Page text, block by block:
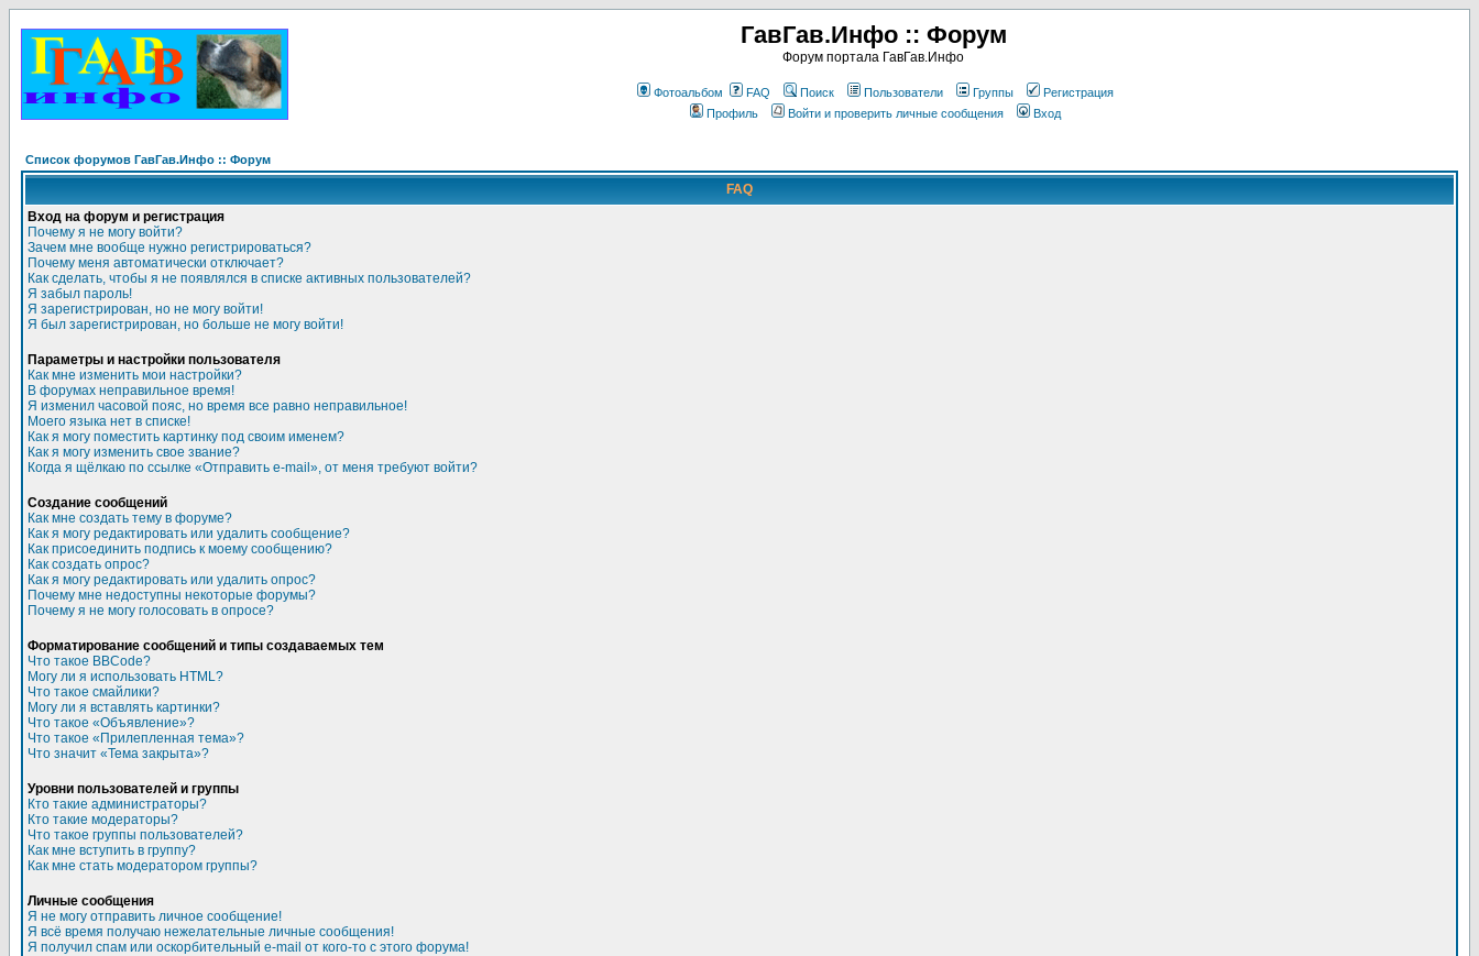
ГавГав.Инфо :: Форум
Форум портала ГавГав.Инфо
Фотоальбом FAQ Поиск Пользователи Группы
Регистрация
Профиль
Войти и проверить личные сообщения Вход
Список форумов ГавГав.Инфо :: Форум
FAQ
Вход на форум и регистрация
Почему я не могу войти?
Зачем мне вообще нужно регистрироваться?
Почему меня автоматически отключает?
Как сделать, чтобы я не появлялся в списке активных пользователей?
Я забыл пароль!
Я зарегистрирован, но не могу войти!
Я был зарегистрирован, но больше не могу войти!
Параметры и настройки пользователя
Как мне изменить мои настройки?
В форумах неправильное время!
Я изменил часовой пояс, но время все равно неправильное!
Моего языка нет в списке!
Как я могу поместить картинку под своим именем?
Как я могу изменить свое звание?
Когда я щёлкаю по ссылке «Отправить e-mail», от меня требуют войти?
Создание сообщений
Как мне создать тему в форуме?
Как я могу редактировать или удалить сообщение?
Как присоединить подпись к моему сообщению?
Как создать опрос?
Как я могу редактировать или удалить опрос?
Почему мне недоступны некоторые форумы?
Почему я не могу голосовать в опросе?
Форматирование сообщений и типы создаваемых тем
Что такое BBCode?
Могу ли я использовать HTML?
Что такое смайлики?
Могу ли я вставлять картинки?
Что такое «Объявление»?
Что такое «Прилепленная тема»?
Что значит «Тема закрыта»?
Уровни пользователей и группы
Кто такие администраторы?
Кто такие модераторы?
Что такое группы пользователей?
Как мне вступить в группу?
Как мне стать модератором группы?
Личные сообщения
Я не могу отправить личное сообщение!
Я всё время получаю нежелательные личные сообщения!
Я получил спам или оскорбительный e-mail от кого-то с этого форума!